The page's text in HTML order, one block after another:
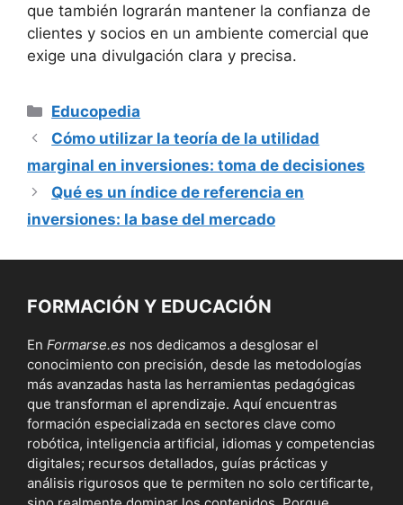
que también lograrán mantener la confianza de
clientes y socios en un ambiente comercial que
exige una divulgación clara y precisa.
Categorías
Educopedia
Cómo utilizar la teoría de la utilidad
marginal en inversiones: toma de decisiones
Qué es un índice de referencia en
inversiones: la base del mercado
FORMACIÓN Y EDUCACIÓN
En Formarse.es nos dedicamos a desglosar el
conocimiento con precisión, desde las metodologías
más avanzadas hasta las herramientas pedagógicas
que transforman el aprendizaje. Aquí encuentras
formación especializada en sectores clave como
robótica, inteligencia artificial, idiomas y competencias
digitales; recursos detallados, guías prácticas y
análisis rigurosos que te permiten no solo certificarte,